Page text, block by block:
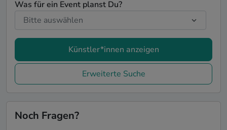
Was für ein Event planst Du?
Künstler*innen anzeigen
Erweiterte Suche
Noch Fragen?